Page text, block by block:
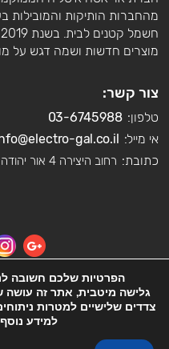
מהחברות הותיקות והמובילות
מוצרים חדשות ושמה דגש על
צור קשר:
טלפון: 03-6745988
אי מייל: gal.co.il
כתובת: רחוב היצירה 4 אור יהודה
© כל הזכויות שמורות
הפרטיות שלכם חשובה
צדדים שלישיים למטרות
למידע נוסף